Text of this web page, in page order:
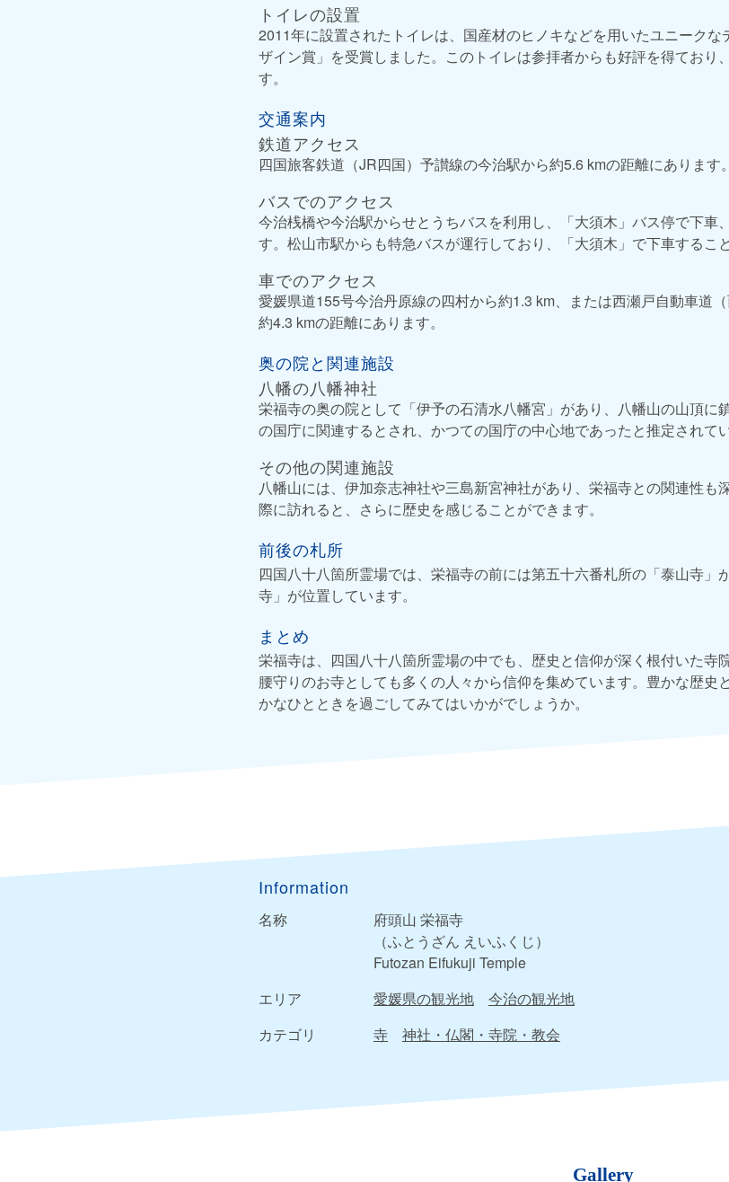
トイレの設置
2011年に設置されたトイレは、国産材のヒノキなどを用いたユニーク
ザイン賞」を受賞しました。このトイレは参拝者からも好評を得ており
す。
交通案内
鉄道アクセス
四国旅客鉄道（JR四国）予讃線の今治駅から約5.6 kmの距離にあります。
バスでのアクセス
今治桟橋や今治駅からせとうちバスを利用し、「大須木」バス停で下車
す。松山市駅からも特急バスが運行しており、「大須木」で下車するこ
車でのアクセス
愛媛県道155号今治丹原線の四村から約1.3 km、または西瀬戸自動車道
約4.3 kmの距離にあります。
奥の院と関連施設
八幡の八幡神社
栄福寺の奥の院として「伊予の石清水八幡宮」があり、八幡山の山頂に
の国庁に関連するとされ、かつての国庁の中心地であったと推定されてい
その他の関連施設
八幡山には、伊加奈志神社や三島新宮神社があり、栄福寺との関連性も
際に訪れると、さらに歴史を感じることができます。
前後の札所
四国八十八箇所霊場では、栄福寺の前には第五十六番札所の「泰山寺」
寺」が位置しています。
まとめ
栄福寺は、四国八十八箇所霊場の中でも、歴史と信仰が深く根付いた寺
腰守りのお寺としても多くの人々から信仰を集めています。豊かな歴史
かなひとときを過ごしてみてはいかがでしょうか。
Information
名称
府頭山 栄福寺
（ふとうざん えいふくじ）
Futozan Eifukuji Temple
エリア
愛媛県の観光地
今治の観光地
カテゴリ
寺 神社・仏閣・寺院・教会
Gallery